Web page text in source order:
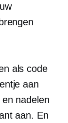
als code
aan
nadelen
aan. En